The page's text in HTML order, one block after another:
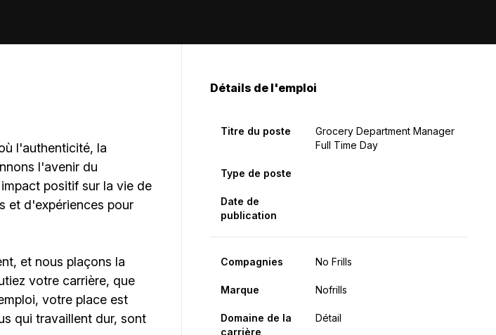
l'authenticité, la
l'avenir du
positif sur la vie de
et d'expériences pour
et nous plaçons la
votre carrière, que
votre place est
qui travaillent dur, sont
Détails de l'emploi
Titre du poste
Grocery Department Manager
Full Time Day
Type de poste
Date de
publication
Compagnies No Frills
Marque Nofrills
Domaine de la
carrière
Détail